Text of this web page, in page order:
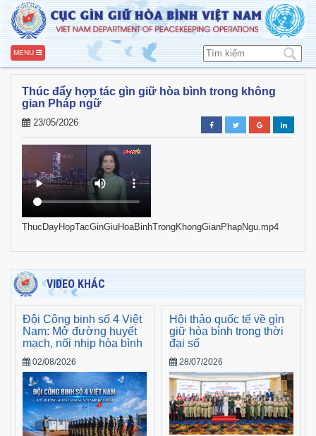
MENU
Thúc đẩy hợp tác gìn giữ hòa bình trong không
gian Pháp ngữ
23/05/2026
ThucDayHopTacGinGiuHoaBinhTrongKhongGianPhapNgu.mp4
VIDEO KHÁC
Đội Công binh số 4 Việt
Nam: Mở đường huyết
mạch, nối nhịp hòa bình
02/08/2026
Hội thảo quốc tế về gìn
giữ hòa bình trong thời
đại số
28/07/2026